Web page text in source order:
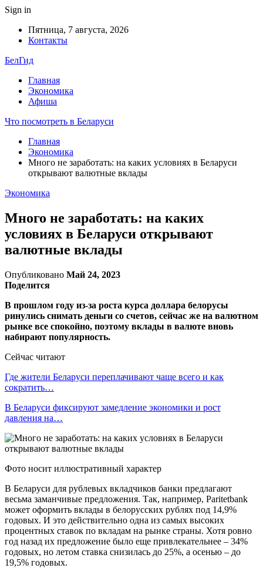
Sign in
Пятница, 7 августа, 2026
Контакты
БелГид
Главная
Экономика
Афиша
Что посмотреть в Беларуси
Главная
Экономика
Много не заработать: на каких условиях в Беларуси
открывают валютные вклады
Экономика
Много не заработать: на каких
условиях в Беларуси открывают
валютные вклады
Опубликовано Май 24, 2023
Поделится
В прошлом году из-за роста курса доллара белорусы
ринулись снимать деньги со счетов, сейчас же на валютном
рынке все спокойно, поэтому вклады в валюте вновь
набирают популярность.
Сейчас читают
Где жители Беларуси переплачивают чаще всего и как
сократить…
В Беларуси фиксируют замедление экономики и рост
давления на…
Фото носит иллюстративный характер
В Беларуси для рублевых вкладчиков банки предлагают
весьма заманчивые предложения. Так, например, Paritetbank
может оформить вклады в белорусских рублях под 14,9%
годовых. И это действительно одна из самых высоких
процентных ставок по вкладам на рынке страны. Хотя ровно
год назад их предложение было еще привлекательнее – 34%
годовых, но летом ставка снизилась до 25%, а осенью – до
19,5% годовых.